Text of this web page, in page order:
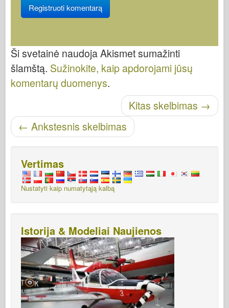
Ši svetainė naudoja Akismet sumažinti
šlamštą. Sužinokite, kaip apdorojami jūsų
komentarų duomenys.
Kitas skelbimas →
← Ankstesnis skelbimas
Vertimas
Nustatyti kaip numatytąją kalbą
Istorija & Modeliai Naujienos